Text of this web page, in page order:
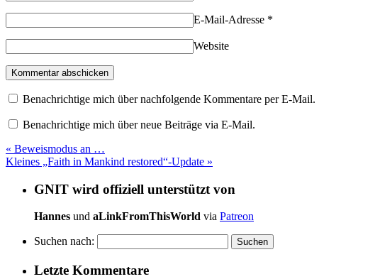
E-Mail-Adresse *
Website
Benachrichtige mich über nachfolgende Kommentare per E-Mail.
Benachrichtige mich über neue Beiträge via E-Mail.
« Beweismodus an …
Kleines „Faith in Mankind restored“-Update »
GNIT wird offiziell unterstützt von
Hannes und aLinkFromThisWorld via Patreon
Suchen nach:
Letzte Kommentare